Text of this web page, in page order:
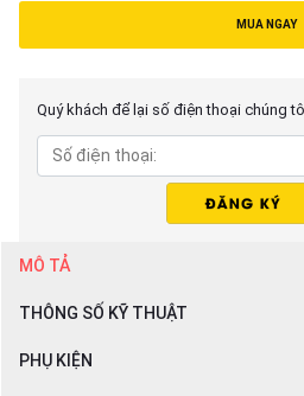
MUA NGAY
Quý khách để lại số điện thoại chúng
MÔ TẢ
THÔNG SỐ KỸ THUẬT
PHỤ KIỆN